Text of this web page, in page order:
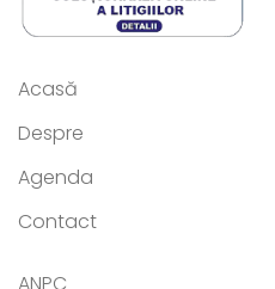
Acasă
Despre
Agenda
Contact